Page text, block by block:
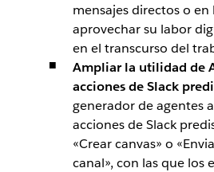
mensajes directos o en
aprovechar su labor
en el transcurso del
Ampliar la utilidad de
acciones de Slack
generador de agentes
acciones de Slack
«Crear canvas» o
canal», con las que los